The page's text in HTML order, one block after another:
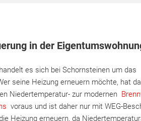
in der
es sich bei Schornsteinen um das
seine Heizung erneuern möchte, hat
Niedertemperatur- zur modernen
voraus und ist daher nur mit WEG-
Heizung erneuern, da